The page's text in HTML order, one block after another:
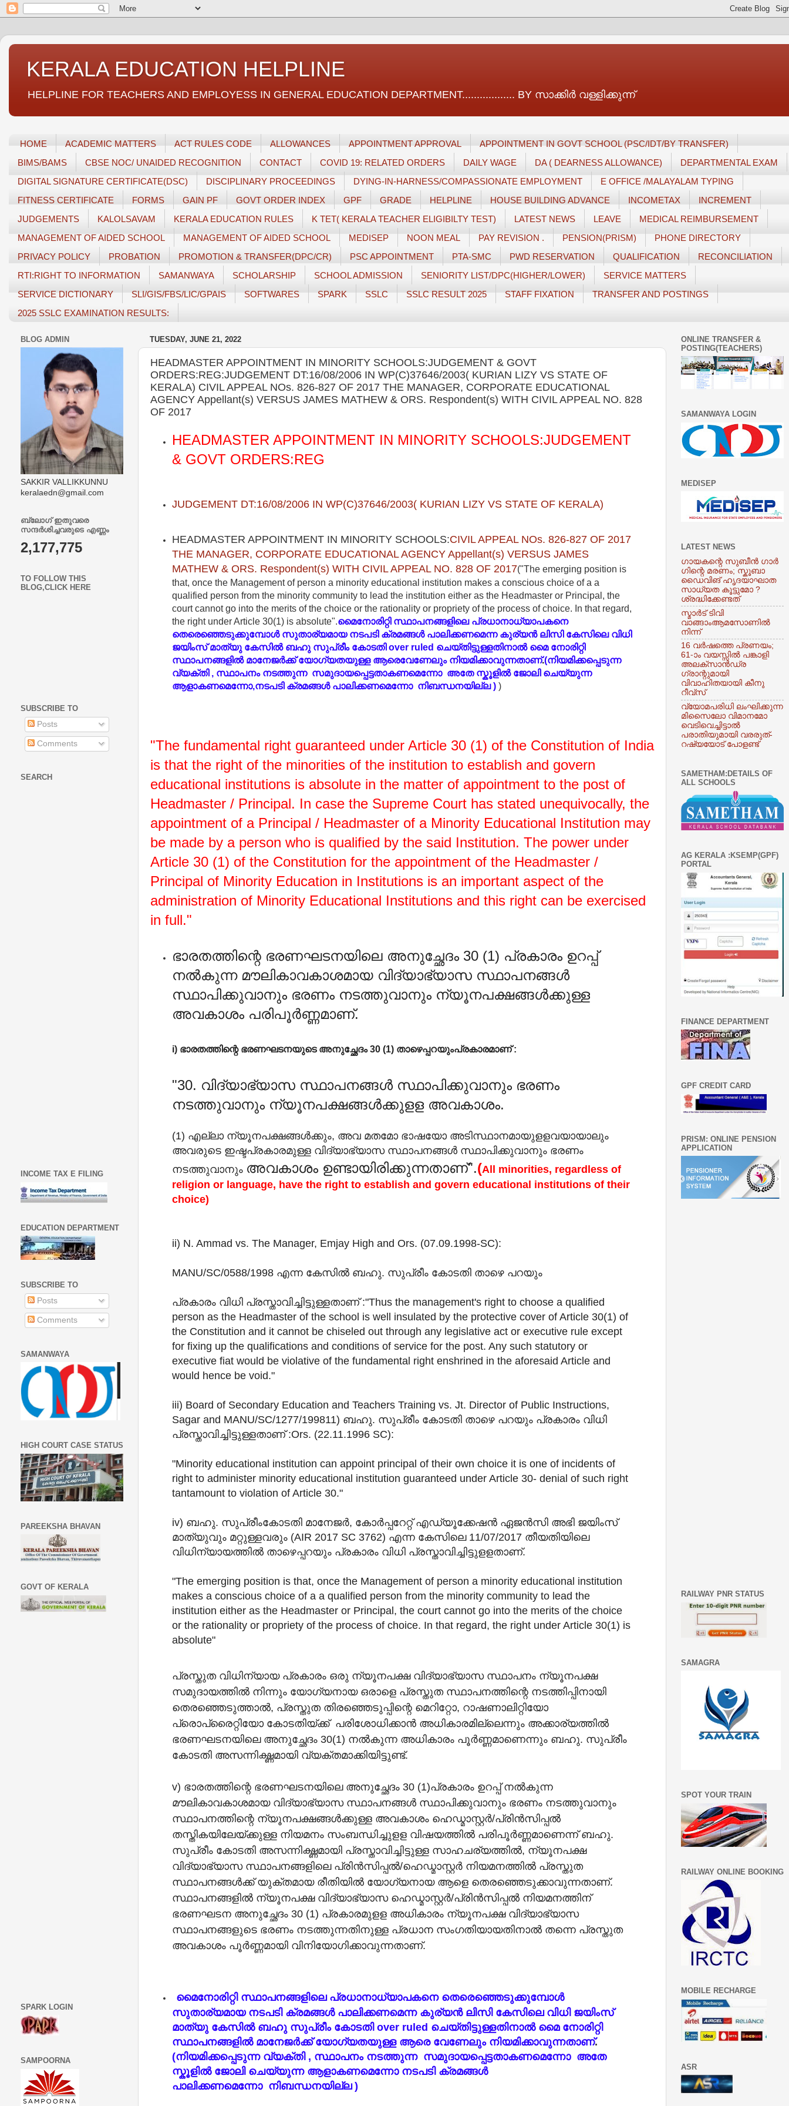
KERALA EDUCATION HELPLINE
HELPLINE FOR TEACHERS AND EMPLOYESS IN GENERAL EDUCATION DEPARTMENT.................. BY സാക്കിർ വള്ളിക്കുന്ന്
HOME ACADEMIC MATTERS ACT RULES CODE ALLOWANCES APPOINTMENT APPROVAL
APPOINTMENT IN GOVT SCHOOL (PSC/IDT/BY TRANSFER)
BIMS/BAMS
CBSE NOC/ UNAIDED RECOGNITION CONTACT COVID 19: RELATED ORDERS DAILY WAGE DA ( DEARNESS ALLOWANCE)
DEPARTMENTAL EXAM
DIGITAL SIGNATURE CERTIFICATE(DSC)
DISCIPLINARY PROCEEDINGS DYING-IN-HARNESS/COMPASSIONATE EMPLOYMENT
E OFFICE /MALAYALAM TYPING
FITNESS CERTIFICATE
FORMS GAIN PF GOVT ORDER INDEX GPF GRADE HELPLINE HOUSE BUILDING ADVANCE INCOMETAX
INCREMENT
JUDGEMENTS
KALOLSAVAM KERALA EDUCATION RULES K TET( KERALA TEACHER ELIGIBILTY TEST) LATEST NEWS LEAVE
MEDICAL REIMBURSEMENT
MANAGEMENT OF AIDED SCHOOL
MANAGEMENT OF AIDED SCHOOL MEDISEP NOON MEAL PAY REVISION . PENSION(PRISM)
PHONE DIRECTORY
PRIVACY POLICY
PROBATION PROMOTION & TRANSFER(DPC/CR) PSC APPOINTMENT PTA-SMC PWD RESERVATION QUALIFICATION
RECONCILIATION
RTI:RIGHT TO INFORMATION
SAMANWAYA SCHOLARSHIP SCHOOL ADMISSION SENIORITY LIST/DPC(HIGHER/LOWER)
SERVICE MATTERS
SERVICE DICTIONARY
SLI/GIS/FBS/LIC/GPAIS SOFTWARES SPARK SSLC SSLC RESULT 2025 STAFF FIXATION
TRANSFER AND POSTINGS
2025 SSLC EXAMINATION RESULTS:
TUESDAY, JUNE 21, 2022
HEADMASTER APPOINTMENT IN MINORITY SCHOOLS:JUDGEMENT & GOVT
ORDERS:REG:JUDGEMENT DT:16/08/2006 IN WP(C)37646/2003( KURIAN LIZY VS STATE OF
KERALA) CIVIL APPEAL NOs. 826-827 OF 2017 THE MANAGER, CORPORATE EDUCATIONAL
AGENCY Appellant(s) VERSUS JAMES MATHEW & ORS. Respondent(s) WITH CIVIL APPEAL NO. 828
OF 2017
HEADMASTER APPOINTMENT IN MINORITY SCHOOLS:JUDGEMENT
& GOVT ORDERS:REG
JUDGEMENT DT:16/08/2006 IN WP(C)37646/2003( KURIAN LIZY VS STATE OF KERALA)
HEADMASTER APPOINTMENT IN MINORITY SCHOOLS:CIVIL APPEAL NOs. 826-827 OF 2017
THE MANAGER, CORPORATE EDUCATIONAL AGENCY Appellant(s) VERSUS JAMES
MATHEW & ORS. Respondent(s) WITH CIVIL APPEAL NO. 828 OF 2017("The emerging position is
that, once the Management of person a minority educational institution makes a conscious choice of a a
qualified person from the minority community to lead the institution either as the Headmaster or Principal, the
court cannot go into the merits of the choice or the rationality or propriety of the process of choice. In that regard,
the right under Article 30(1) is absolute".മൈനോരിറ്റി സ്ഥാപനങ്ങളിലെ പ്രധാനാധ്യാപകനെ
തെരെഞ്ഞെടുക്കുമ്പോൾ സുതാര്യമായ നടപടി ക്രമങ്ങൾ പാലിക്കണമെന്ന കുര്യൻ ലിസി കേസിലെ വിധി
ജയിംസ് മാത്യു കേസിൽ ബഹു സുപ്രീം കോടതി over ruled ചെയ്തിട്ടുള്ളതിനാൽ മൈ നോരിറ്റി
സ്ഥാപനങ്ങളിൽ മാനേജർക്ക് യോഗ്യതയുള്ള ആരെവേണേലും നിയമിക്കാവുന്നതാണ്.(നിയമിക്കപ്പെടുന്ന
വ്യക്തി , സ്ഥാപനം നടത്തുന്ന സമുദായപ്പെട്ടതാകണമെന്നോ അതേ സ്കൂളിൽ ജോലി ചെയ്യുന്ന
ആളാകണമെന്നോ,നടപടി ക്രമങ്ങൾ പാലിക്കണമെന്നോ നിബന്ധനയില്ല ))
"The fundamental right guaranteed under Article 30 (1) of the Constitution of India
is that the right of the minorities of the institution to establish and govern
educational institutions is absolute in the matter of appointment to the post of
Headmaster / Principal. In case the Supreme Court has stated unequivocally, the
appointment of a Principal / Headmaster of a Minority Educational Institution may
be made by a person who is qualified by the said Institution. The power under
Article 30 (1) of the Constitution for the appointment of the Headmaster /
Principal of Minority Education in Institutions is an important aspect of the
administration of Minority Educational Institutions and this right can be exercised
in full."
ഭാരതത്തിന്റെ ഭരണഘടനയിലെ അനുച്ഛേദം 30 (1) പ്രകാരം ഉറപ്പ്
നൽകുന്ന മൗലികാവകാശമായ വിദ്യാഭ്യാസ സ്ഥാപനങ്ങൾ
സ്ഥാപിക്കുവാനും ഭരണം നടത്തുവാനും ന്യൂനപക്ഷങ്ങൾക്കുള്ള
അവകാശം പരിപൂർണ്ണമാണ്.
i) ഭാരതത്തിന്റെ ഭരണഘടനയുടെ അനുച്ഛേദം 30 (1) താഴെപ്പറയുംപ്രകാരമാണ് :
"30. വിദ്യാഭ്യാസ സ്ഥാപനങ്ങൾ സ്ഥാപിക്കുവാനും ഭരണം
നടത്തുവാനും ന്യൂനപക്ഷങ്ങൾക്കുളള അവകാശം.
(1) എല്ലാ ന്യൂനപക്ഷങ്ങൾക്കും, അവ മതമോ ഭാഷയോ അടിസ്ഥാനമായുളളവയായാലും
അവരുടെ ഇഷ്ടപ്രകാരമുള്ള വിദ്യാഭ്യാസ സ്ഥാപനങ്ങൾ സ്ഥാപിക്കുവാനും ഭരണം
നടത്തുവാനും അവകാശം ഉണ്ടായിരിക്കുന്നതാണ്".(All minorities, regardless of
religion or language, have the right to establish and govern educational institutions of their
choice)
ii) N. Ammad vs. The Manager, Emjay High and Ors. (07.09.1998-SC):
MANU/SC/0588/1998 എന്ന കേസിൽ ബഹു. സുപ്രീം കോടതി താഴെ പറയും
പ്രകാരം വിധി പ്രസ്താവിച്ചിട്ടുള്ളതാണ് :"Thus the management's right to choose a qualified
person as the Headmaster of the school is well insulated by the protective cover of Article 30(1) of
the Constitution and it cannot be chiseled out through any legislative act or executive rule except
for fixing up the qualifications and conditions of service for the post. Any such statutory or
executive fiat would be violative of the fundamental right enshrined in the aforesaid Article and
would hence be void."
iii) Board of Secondary Education and Teachers Training vs. Jt. Director of Public Instructions,
Sagar and MANU/SC/1277/199811) ബഹു. സുപ്രീം കോടതി താഴെ പറയും പ്രകാരം വിധി
പ്രസ്താവിച്ചിട്ടുള്ളതാണ് :Ors. (22.11.1996 SC):
"Minority educational institution can appoint principal of their own choice it is one of incidents of
right to administer minority educational institution guaranteed under Article 30- denial of such right
tantamount to violation of Article 30."
iv) ബഹു. സുപ്രീംകോടതി മാനേജർ, കോർപ്പറേറ്റ് എഡ്യൂക്കേഷൻ ഏജൻസി അഭി ജയിംസ്
മാത്യുവും മറ്റുള്ളവരും (AIR 2017 SC 3762) എന്ന കേസിലെ 11/07/2017 തീയതിയിലെ
വിധിന്യായത്തിൽ താഴെപ്പറയും പ്രകാരം വിധി പ്രസ്താവിച്ചിട്ടുളളതാണ്.
"The emerging position is that, once the Management of person a minority educational institution
makes a conscious choice of a a qualified person from the minority community to lead the
institution either as the Headmaster or Principal, the court cannot go into the merits of the choice
or the rationality or propriety of the process of choice. In that regard, the right under Article 30(1) is
absolute"
പ്രസ്തുത വിധിന്യായ പ്രകാരം ഒരു ന്യൂനപക്ഷ വിദ്യാഭ്യാസ സ്ഥാപനം ന്യൂനപക്ഷ
സമുദായത്തിൽ നിന്നും യോഗ്യനായ ഒരാളെ പ്രസ്തുത സ്ഥാപനത്തിന്റെ നടത്തിപ്പിനായി
തെരഞ്ഞെടുത്താൽ, പ്രസ്തുത തിരഞ്ഞെടുപ്പിന്റെ മെറിറ്റോ, റാഷണാലിറ്റിയോ
പ്രൊപ്രൈറ്റിയോ കോടതിയ്ക്ക് പരിശോധിക്കാൻ അധികാരമില്ലെന്നും അക്കാര്യത്തിൽ
ഭരണഘടനയിലെ അനുച്ഛേദം 30(1) നൽകുന്ന അധികാരം പൂർണ്ണമാണെന്നും ബഹു. സുപ്രീം
കോടതി അസന്നിഗ്ദ്ധമായി വ്യക്തമാക്കിയിട്ടുണ്ട്.
v) ഭാരതത്തിന്റെ ഭരണഘടനയിലെ അനുച്ഛേദം 30 (1)പ്രകാരം ഉറപ്പ് നൽകുന്ന
മൗലികാവകാശമായ വിദ്യാഭ്യാസ സ്ഥാപനങ്ങൾ സ്ഥാപിക്കുവാനും ഭരണം നടത്തുവാനും
സ്ഥാപനത്തിന്റെ ന്യൂനപക്ഷങ്ങൾക്കുള്ള അവകാശം ഹെഡ്മാസ്റ്റർ/പ്രിൻസിപ്പൽ
തസ്തികയിലേയ്ക്കുള്ള നിയമനം സംബന്ധിച്ചുളള വിഷയത്തിൽ പരിപൂർണ്ണമാണെന്ന് ബഹു.
സുപ്രീം കോടതി അസന്നിഗ്ദ്ധമായി പ്രസ്താവിച്ചിട്ടുള്ള സാഹചര്യത്തിൽ, ന്യൂനപക്ഷ
വിദ്യാഭ്യാസ സ്ഥാപനങ്ങളിലെ പ്രിൻസിപ്പൽ/ഹെഡ്മാസ്റ്റർ നിയമനത്തിൽ പ്രസ്തുത
സ്ഥാപനങ്ങൾക്ക് യുക്തമായ രീതിയിൽ യോഗ്യനായ ആളെ തെരഞ്ഞെടുക്കാവുന്നതാണ്.
സ്ഥാപനങ്ങളിൽ ന്യൂനപക്ഷ വിദ്യാഭ്യാസ ഹെഡ്മാസ്റ്റർ/പ്രിൻസിപ്പൽ നിയമനത്തിന്
ഭരണഘടന അനുച്ഛേദം 30 (1) പ്രകാരമുളള അധികാരം ന്യൂനപക്ഷ വിദ്യാഭ്യാസ
സ്ഥാപനങ്ങളുടെ ഭരണം നടത്തുന്നതിനുള്ള പ്രധാന സംഗതിയായതിനാൽ തന്നെ പ്രസ്തുത
അവകാശം പൂർണ്ണമായി വിനിയോഗിക്കാവുന്നതാണ്.
മൈനോരിറ്റി സ്ഥാപനങ്ങളിലെ പ്രധാനാധ്യാപകനെ തെരെഞ്ഞെടുക്കുമ്പോൾ
സുതാര്യമായ നടപടി ക്രമങ്ങൾ പാലിക്കണമെന്ന കുര്യൻ ലിസി കേസിലെ വിധി ജയിംസ്
മാത്യു കേസിൽ ബഹു സുപ്രീം കോടതി over ruled ചെയ്തിട്ടുള്ളതിനാൽ മൈ നോരിറ്റി
സ്ഥാപനങ്ങളിൽ മാനേജർക്ക് യോഗ്യതയുള്ള ആരെ വേണേലും നിയമിക്കാവുന്നതാണ്.
(നിയമിക്കപ്പെടുന്ന വ്യക്തി , സ്ഥാപനം നടത്തുന്ന സമുദായപ്പെട്ടതാകണമെന്നോ അതേ
സ്കൂളിൽ ജോലി ചെയ്യുന്ന ആളാകണമെന്നോ നടപടി ക്രമങ്ങൾ
പാലിക്കണമെന്നോ നിബന്ധനയില്ല)
BLOG ADMIN
SAKKIR VALLIKKUNNU
keralaedn@gmail.com
ബ്ലോഗ് ഇതുവരെ
സന്ദർശിച്ചവരുടെ എണ്ണം
2,177,775
TO FOLLOW THIS
BLOG,CLICK HERE
SUBSCRIBE TO
Posts
Comments
SEARCH
INCOME TAX E FILING
EDUCATION DEPARTMENT
SUBSCRIBE TO
Posts
Comments
SAMANWAYA
HIGH COURT CASE STATUS
PAREEKSHA BHAVAN
GOVT OF KERALA
SPARK LOGIN
SAMPOORNA
ONLINE TRANSFER &
POSTING(TEACHERS)
SAMANWAYA LOGIN
MEDISEP
LATEST NEWS
​ഗായകന്റെ സുബീൻ ​ഗാർ​
ഗിന്റെ മരണം; സ്കൂബാ
ഡൈവിങ് ഹൃദയാഘാത
സാധ്യത കൂട്ടുമോ ?
ശ്രദ്ധിക്കേണ്ടത്
സ്മാർട് ടിവി
വാങ്ങാംആമസോണിൽ
നിന്ന്
16 വര്‍ഷത്തെ പ്രണയം;
61-ാം വയസ്സിൽ പങ്കാളി
അലക്‌സാന്‍ഡ്ര
ഗ്രാന്റുമായി
വിവാഹിതയായി കീനു
റീവ്‌സ്
വ്യോമപരിധി ലംഘിക്കുന്ന
മിസെെലോ വിമാനമോ
വെടിവെച്ചിട്ടാൽ
പരാതിയുമായി വരരുത്-
റഷ്യയോട് പോളണ്ട്
SAMETHAM:DETAILS OF
ALL SCHOOLS
AG KERALA :KSEMP(GPF)
PORTAL
FINANCE DEPARTMENT
GPF CREDIT CARD
PRISM: ONLINE PENSION
APPLICATION
RAILWAY PNR STATUS
SAMAGRA
SPOT YOUR TRAIN
RAILWAY ONLINE BOOKING
MOBILE RECHARGE
ASR